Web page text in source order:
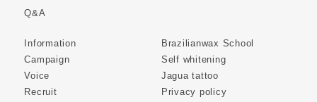
Q&A
Information
Campaign
Voice
Recruit
Brazilianwax School
Self whitening
Jagua tattoo
Privacy policy